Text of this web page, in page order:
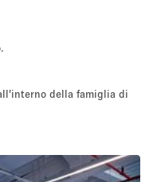
artistico
della famiglia di